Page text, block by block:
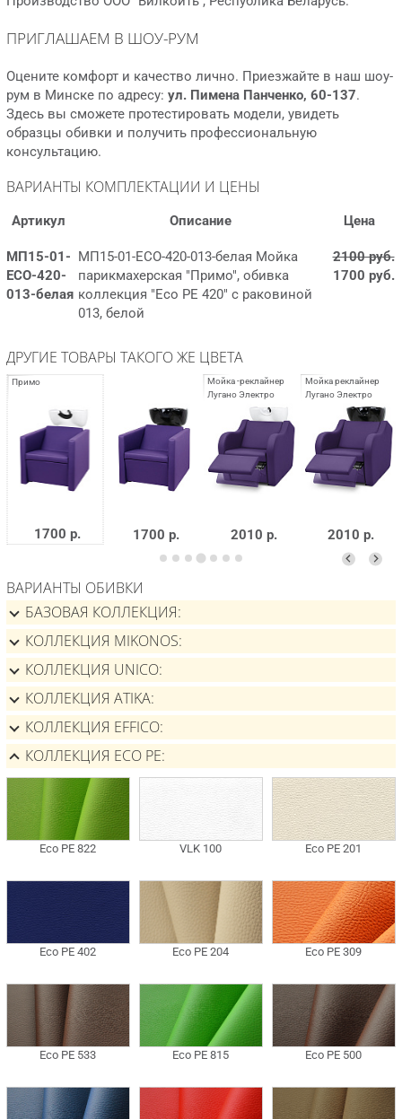
ПРИГЛАШАЕМ В ШОУ-РУМ
Оцените комфорт и качество лично. Приезжайте в наш шоу-
рум в Минске по адресу: ул. Пимена Панченко, 60-137.
Здесь вы сможете протестировать модели, увидеть
образцы обивки и получить профессиональную
консультацию.
ВАРИАНТЫ КОМПЛЕКТАЦИИ И ЦЕНЫ
Артикул Описание Цена
МП15-01-
EСО-420-
013-белая
МП15-01-EСО-420-013-белая Мойка
парикмахерская "Примо", обивка
коллекция "Eco PE 420" с раковиной
013, белой
2100 руб.
1700 руб.
ДРУГИЕ ТОВАРЫ ТАКОГО ЖЕ ЦВЕТА
1700 р. 1700 р. 2010 р. 2010 р.
ВАРИАНТЫ ОБИВКИ
БАЗОВАЯ КОЛЛЕКЦИЯ
КОЛЛЕКЦИЯ MIKONOS
КОЛЛЕКЦИЯ UNICO
КОЛЛЕКЦИЯ ATIKA
КОЛЛЕКЦИЯ EFFICO
КОЛЛЕКЦИЯ ECO PE